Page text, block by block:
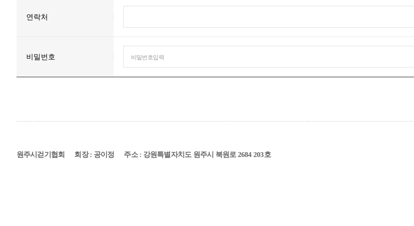
연락처
비밀번호
원주시걷기협회 회장 : 공이정 주소 : 강원특별자치도 원주시 북원로 2684 203호